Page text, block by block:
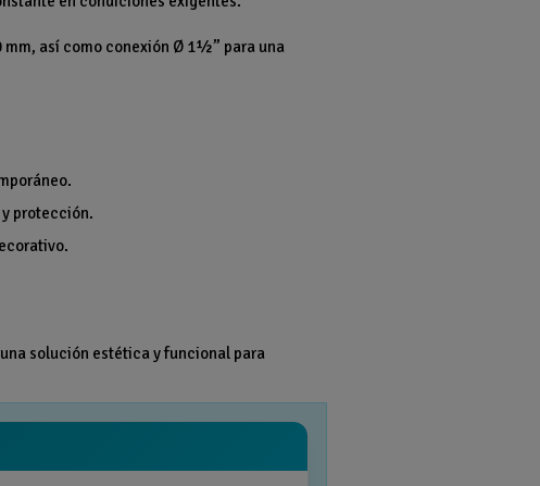
así como conexión Ø 1½” para una
protección.
solución estética y funcional para